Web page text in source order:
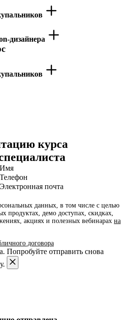
дизайнера
курса
Имя
Телефон
Электронная почта
данных, в том числе с целью
продуктах, демо доступах, скидках,
акциях и полезных вебинарах на
договора
Попробуйте отправить снова